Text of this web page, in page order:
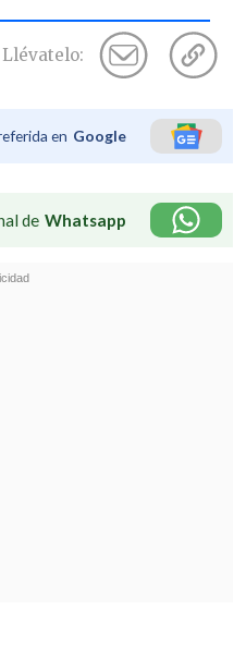
Llévatelo:
en Google
de Whatsapp